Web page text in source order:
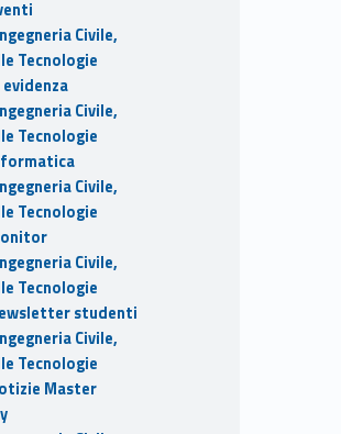
Civile,
Tecnologie
Civile,
Tecnologie
Civile,
Tecnologie
Civile,
Tecnologie
studenti
Civile,
Tecnologie
Master